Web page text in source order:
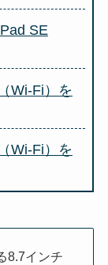
SE
Wi-Fi）を
Wi-Fi）を
8.7インチ